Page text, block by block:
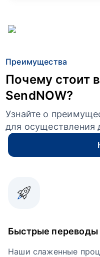
Преимущества
Почему стоит
SendNOW?
Узнайте о
для осуществления
Быстрые переводы
Наши слаженные